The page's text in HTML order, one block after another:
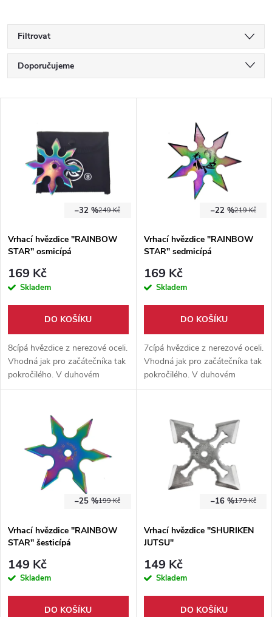
Filtrovat
Ř
a
p
r
o
d
u
Doporučujeme
Nejprodávanější
Abecedně
s
p
r
d
u
249 Kč
–32 %
Vrhací hvězdice "RAINBOW
STAR" osmicípá
169 Kč
Skladem
DO KOŠÍKU
8cípá hvězdice z nerezové oceli.
Vhodná jak pro začátečníka tak
pokročilého. V duhovém
zpracování. Průměr 10 cm.
219 Kč
–22 %
Vrhací hvězdice "RAINBOW
STAR" sedmicípá
169 Kč
Skladem
DO KOŠÍKU
7cípá hvězdice z nerezové oceli.
Vhodná jak pro začátečníka tak
pokročilého. V duhovém
zpracování. Průměr 10 cm.
199 Kč
–25 %
Vrhací hvězdice "RAINBOW
STAR" šesticípá
149 Kč
Skladem
DO KOŠÍKU
179 Kč
–16 %
Vrhací hvězdice "SHURIKEN
JUTSU"
149 Kč
Skladem
DO KOŠÍKU